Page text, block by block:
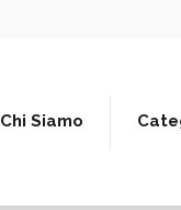
Chi Siamo